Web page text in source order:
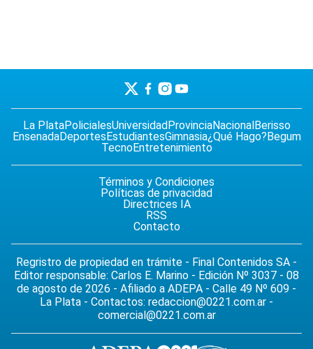
La PlataPolicialesUniversidadProvinciaNacionalBerisso
EnsenadaDeportesEstudiantesGimnasia¿Qué Hago?Begum
TecnoEntretenimiento
Términos y Condiciones
Políticas de privacidad
Directrices IA
RSS
Contacto
Regristro de propiedad en trámite - Final Contenidos SA -
Editor responsable: Carlos E. Marino - Edición Nº 3037 - 08
de agosto de 2026 - Afiliado a ADEPA - Calle 49 Nº 609 -
La Plata - Contactos: redaccion@0221.com.ar -
comercial@0221.com.ar